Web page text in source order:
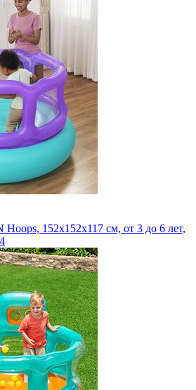
152х152х117 см, от 3 до 6 лет,